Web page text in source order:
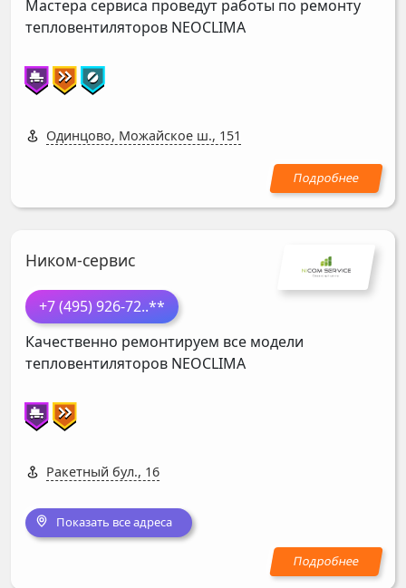
Мастера сервиса проведут работы по ремонту
тепловентиляторов NEOCLIMA
Одинцово, Можайское ш., 151
Ником-сервис
+7 (495) 926-72..**
Качественно ремонтируем все модели
тепловентиляторов NEOCLIMA
Ракетный бул., 16
Показать все адреса